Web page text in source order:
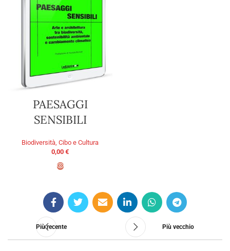
PAESAGGI
SENSIBILI
Biodiversità, Cibo e Cultura
0,00 €
Più recente Più vecchio